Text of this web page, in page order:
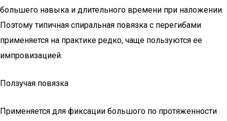
большего навыка и длительного времени при наложении.
Поэтому типичная спиральная повязка с перегибами
применяется на практике редко, чаще пользуются ее
импровизацией.
Ползучая повязка
Применяется для фиксации большого по протяженности